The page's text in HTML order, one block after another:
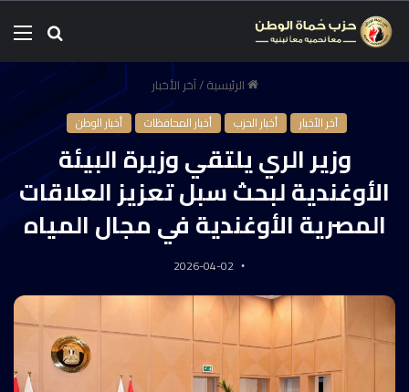
الرئيسية/آخر الأخبار
آخر الأخبار أخبار الحزب أخبار المحافظات أخبار الوطن
وزير الري يلتقي وزيرة البيئة
الأوغندية لبحث سبل تعزيز العلاقات
المصرية الأوغندية في مجال المياه
2026-04-02